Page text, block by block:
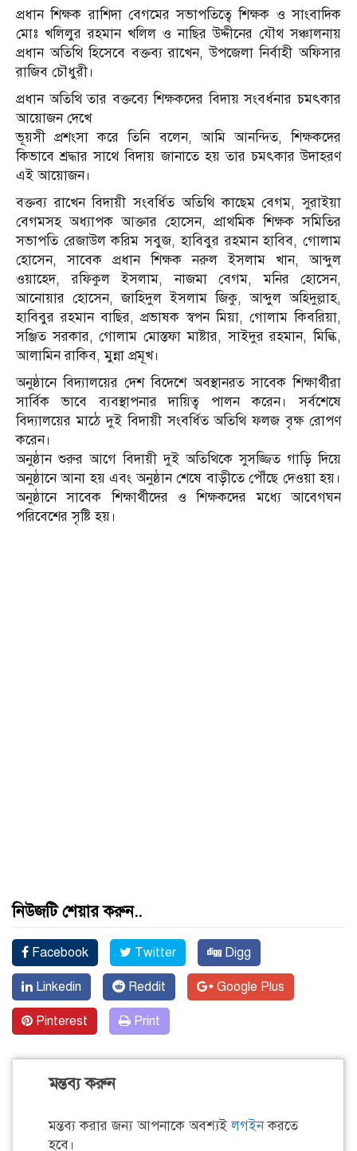
প্রধান শিক্ষক রাশিদা বেগমের সভাপতিত্বে শিক্ষক ও সাংবাদিক
মোঃ খলিলুর রহমান খলিল ও নাছির উদ্দীনের যৌথ সঞ্চালনায়
প্রধান অতিথি হিসেবে বক্তব্য রাখেন, উপজেলা নির্বাহী অফিসার
রাজিব চৌধুরী।
প্রধান অতিথি তার বক্তব্যে শিক্ষকদের বিদায় সংবর্ধনার চমৎকার
আয়োজন দেখে
ভূয়সী প্রশংসা করে তিনি বলেন, আমি আনন্দিত, শিক্ষকদের
কিভাবে শ্রদ্ধার সাথে বিদায় জানাতে হয় তার চমৎকার উদাহরণ
এই আয়োজন।
বক্তব্য রাখেন বিদায়ী সংবর্ধিত অতিথি কাছেম বেগম, সুরাইয়া
বেগমসহ অধ্যাপক আক্তার হোসেন, প্রাথমিক শিক্ষক সমিতির
সভাপতি রেজাউল করিম সবুজ, হাবিবুর রহমান হাবিব, গোলাম
হোসেন, সাবেক প্রধান শিক্ষক নরুল ইসলাম খান, আব্দুল
ওয়াহেদ, রফিকুল ইসলাম, নাজমা বেগম, মনির হোসেন,
আনোয়ার হোসেন, জাহিদুল ইসলাম জিকু, আব্দুল অহিদুল্লাহ,
হাবিবুর রহমান বাছির, প্রভাষক স্বপন মিয়া, গোলাম কিবরিয়া,
সঞ্জিত সরকার, গোলাম মোস্তফা মাষ্টার, সাইদুর রহমান, মিল্কি,
আলামিন রাকিব, মুন্না প্রমূখ।
অনুষ্ঠানে বিদ্যালয়ের দেশ বিদেশে অবস্থানরত সাবেক শিক্ষার্থীরা
সার্বিক ভাবে ব্যবস্থাপনার দায়িত্ব পালন করেন। সর্বশেষে
বিদ্যালয়ের মাঠে দুই বিদায়ী সংবর্ধিত অতিথি ফলজ বৃক্ষ রোপণ
করেন।
অনুষ্ঠান শুরুর আগে বিদায়ী দুই অতিথিকে সুসজ্জিত গাড়ি দিয়ে
অনুষ্ঠানে আনা হয় এবং অনুষ্ঠান শেষে বাড়ীতে পৌঁছে দেওয়া হয়।
অনুষ্ঠানে সাবেক শিক্ষার্থীদের ও শিক্ষকদের মধ্যে আবেগঘন
পরিবেশের সৃষ্টি হয়।
নিউজটি শেয়ার করুন..
Facebook Twitter Digg
Linkedin Reddit Google Plus
Pinterest Print
মন্তব্য করুন
মন্তব্য করার জন্য আপনাকে অবশ্যইলগইনকরতে
হবে।